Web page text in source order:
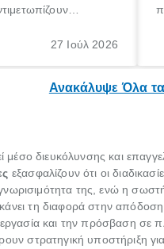
τι είναι»,
27 Ιούλ 2026
Ανακάλυψε Όλα
μέσο διευκόλυνσης και
εξασφαλίζουν ότι οι
της, ενώ η
τη διαφορά στην απόδοση
και την πρόσβαση σε
στρατηγική υποστήριξη